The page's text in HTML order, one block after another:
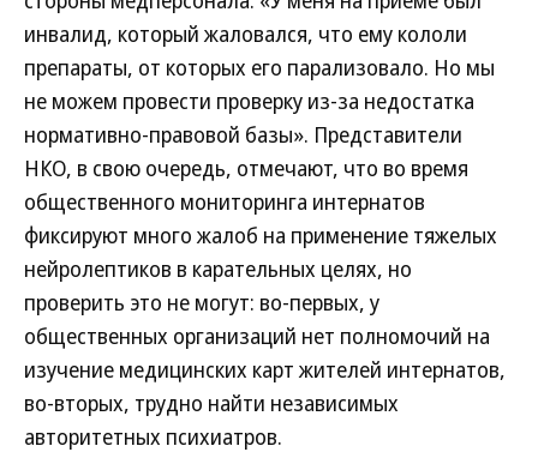
инвалид, который жаловался, что ему кололи
препараты, от которых его парализовало. Но мы
не можем провести проверку из-за недостатка
нормативно-правовой базы». Представители
НКО, в свою очередь, отмечают, что во время
общественного мониторинга интернатов
фиксируют много жалоб на применение тяжелых
нейролептиков в карательных целях, но
проверить это не могут: во-первых, у
общественных организаций нет полномочий на
изучение медицинских карт жителей интернатов,
во-вторых, трудно найти независимых
авторитетных психиатров.